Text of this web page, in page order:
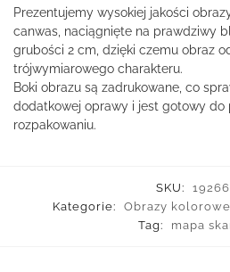
Prezentujemy wysokiej jakości
canwas, naciągnięte na prawdziwy
grubości 2 cm, dzięki czemu obraz
trójwymiarowego charakteru.
Boki obrazu są zadrukowane, co
dodatkowej oprawy i jest gotowy do
rozpakowaniu.
SKU:
Kategorie:
Obrazy kolorowe
Tag:
mapa